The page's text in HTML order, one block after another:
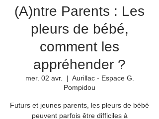
(A)ntre Parents : Les
pleurs de bébé,
comment les
appréhender ?
mer. 02 avr.
  |
Aurillac - Espace G.
Pompidou
Futurs et jeunes parents, les pleurs de bébé
peuvent parfois être difficiles à